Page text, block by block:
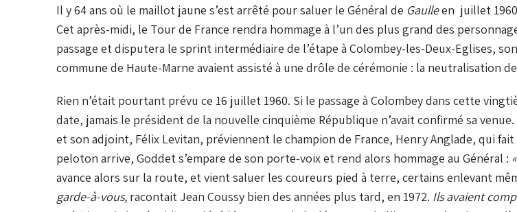
Il y 64 ans où le maillot jaune s’est arrêté pour saluer le Général de Gaulleen juillet
Cet après-midi, le Tour de France rendra hommage à l’un des plus grand des
passage et disputera le sprint intermédiaire de l’étape à Colombey-les-Deux-Eglises,
commune de Haute-Marne avaient assisté à une drôle de cérémonie : la neutralisation
Rien n’était pourtant prévu ce 16 juillet 1960. Si le passage à Colombey dans cette
date, jamais le président de la nouvelle cinquième République n’avait confirmé sa
et son adjoint, Félix Levitan, préviennent le champion de France, Henry Anglade, qui
peloton arrive, Goddet s’empare de son porte-voix et rend alors hommage au Général :
avance alors sur la route, et vient saluer les coureurs pied à terre, certains enlevant
garde-à-vous, racontait Jean Coussy bien des années plus tard, en 1972. Ils avaient